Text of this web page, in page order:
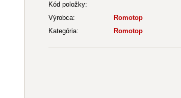
Kód položky:
Výrobca:
Romotop
Kategória:
Romotop